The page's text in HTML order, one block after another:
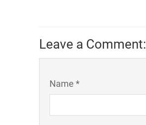
Leave a Comment:
Name *